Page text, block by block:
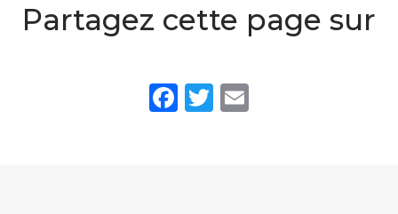
Partagez cette page sur
Facebook
Twitter